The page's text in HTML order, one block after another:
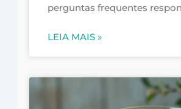
perguntas frequentes
LEIA MAIS »